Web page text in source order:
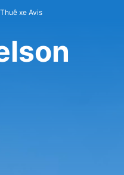
Thuê xe Avis